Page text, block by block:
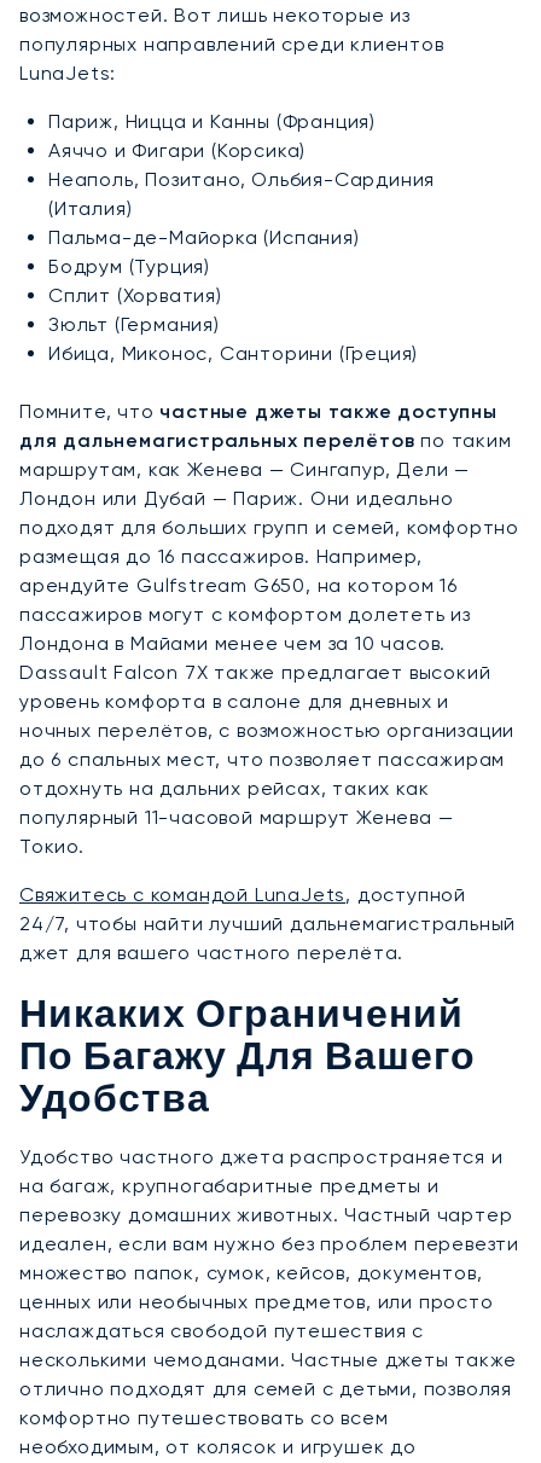
возможностей. Вот лишь некоторые из
популярных направлений среди клиентов
LunaJets:
Париж, Ницца и Канны (Франция)
Аяччо и Фигари (Корсика)
Неаполь, Позитано, Ольбия-Сардиния
(Италия)
Пальма-де-Майорка (Испания)
Бодрум (Турция)
Сплит (Хорватия)
Зюльт (Германия)
Ибица, Миконос, Санторини (Греция)
Помните, что частные джеты также доступны
для дальнемагистральных перелётов по таким
маршрутам, как Женева — Сингапур, Дели —
Лондон или Дубай — Париж. Они идеально
подходят для больших групп и семей, комфортно
размещая до 16 пассажиров. Например,
арендуйте Gulfstream G650, на котором 16
пассажиров могут с комфортом долететь из
Лондона в Майами менее чем за 10 часов.
Dassault Falcon 7X также предлагает высокий
уровень комфорта в салоне для дневных и
ночных перелётов, с возможностью организации
до 6 спальных мест, что позволяет пассажирам
отдохнуть на дальних рейсах, таких как
популярный 11-часовой маршрут Женева —
Токио.
Свяжитесь с командой LunaJets, доступной
24/7, чтобы найти лучший дальнемагистральный
джет для вашего частного перелёта.
Никаких Ограничений
По Багажу Для Вашего
Удобства
Удобство частного джета распространяется и
на багаж, крупногабаритные предметы и
перевозку домашних животных. Частный чартер
идеален, если вам нужно без проблем перевезти
множество папок, сумок, кейсов, документов,
ценных или необычных предметов, или просто
наслаждаться свободой путешествия с
несколькими чемоданами. Частные джеты также
отлично подходят для семей с детьми, позволяя
комфортно путешествовать со всем
необходимым, от колясок и игрушек до